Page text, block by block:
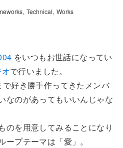
Technical Works
をいつもお世話になってい
で行いました。
好き勝手作ってきたメンバ
なのがあってもいいんじゃな
のを用意してみることになり
ープテーマは「愛」。